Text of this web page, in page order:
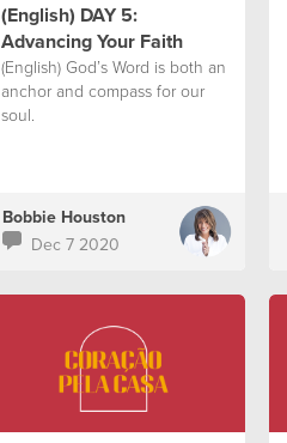
(English) DAY 5:
Advancing Your Faith
(English) God’s Word is both an
anchor and compass for our
soul.
Bobbie Houston
Dec 7 2020